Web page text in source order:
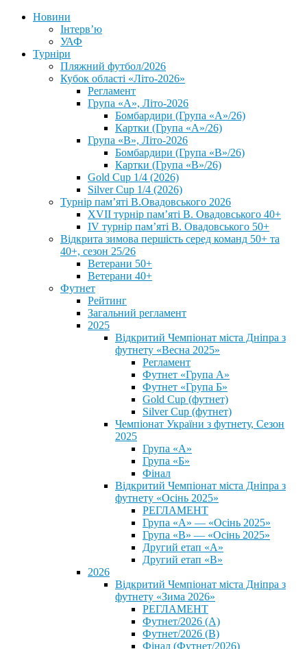
Новини
Інтерв’ю
УАФ
Турніри
Пляжний футбол/2026
Кубок області «Літо-2026»
Регламент
Група «А», Літо-2026
Бомбардири (Група «А»/26)
Картки (Група «А»/26)
Група «В», Літо-2026
Бомбардири (Група «В»/26)
Картки (Група «В»/26)
Gold Cup 1/4 (2026)
Silver Cup 1/4 (2026)
Турнір пам’яті В.Овадовського 2026
XVII турнір пам’яті В. Овадовського 40+
IV турнір пам’яті В. Овадовського 50+
Відкрита зимова першість серед команд 50+ та
40+, сезон 25/26
Ветерани 50+
Ветерани 40+
Футнет
Рейтинг
Загальний регламент
2025
Відкритий Чемпіонат міста Дніпра з
футнету «Весна 2025»
Регламент
Футнет «Група А»
Футнет «Група Б»
Gold Cup (футнет)
Silver Cup (футнет)
Чемпіонат України з футнету, Сезон
2025
Група «А»
Група «Б»
Фінал
Відкритий Чемпіонат міста Дніпра з
футнету «Осінь 2025»
РЕГЛАМЕНТ
Група «А» — «Осінь 2025»
Група «В» — «Осінь 2025»
Другий етап «А»
Другий етап «В»
2026
Відкритий Чемпіонат міста Дніпра з
футнету «Зима 2026»
РЕГЛАМЕНТ
Футнет/2026 (А)
Футнет/2026 (В)
Фінал (Футнет/2026)